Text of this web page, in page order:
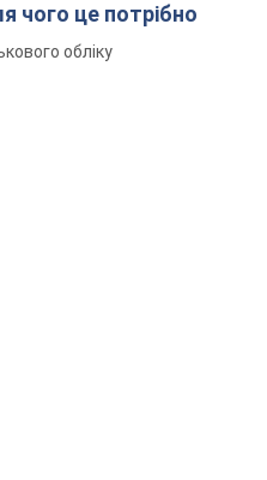
чого це потрібно
обліку